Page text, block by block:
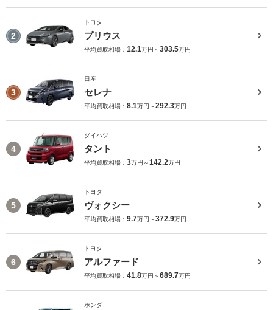
2
トヨタ
プリウス
平均買取相場： 12.1万円～303.5万円
3
日産
セレナ
平均買取相場： 8.1万円～292.3万円
4
ダイハツ
タント
平均買取相場： 3万円～142.2万円
5
トヨタ
ヴォクシー
平均買取相場： 9.7万円～372.9万円
6
トヨタ
アルファード
平均買取相場： 41.8万円～689.7万円
ホンダ